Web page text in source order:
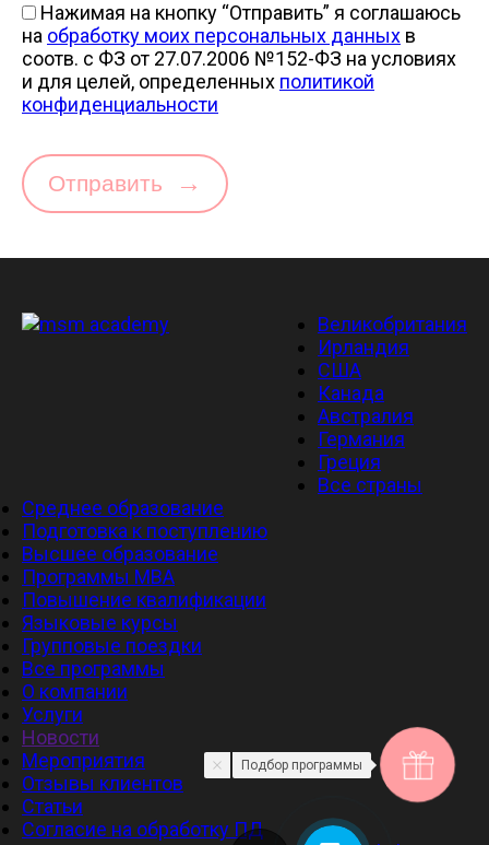
Нажимая на кнопку “Отправить” я соглашаюсь
на обработку моих персональных данных в
соотв. с ФЗ от 27.07.2006 №152-ФЗ на условиях
и для целей, определенных политикой
конфиденциальности
Отправить →
Великобритания
Ирландия
США
Канада
Австралия
Германия
Греция
Все страны
Среднее образование
Подготовка к поступлению
Высшее образование
Программы MBA
Повышение квалификации
Языковые курсы
Групповые поездки
Все программы
О компании
Услуги
Новости
Мероприятия
Отзывы клиентов
Статьи
Cогласие на обработку ПД
Подбор программы